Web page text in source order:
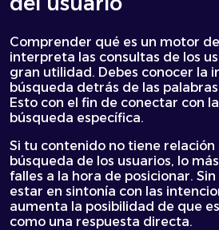
Comprender qué es un motor
interpreta las consultas de los
gran utilidad. Debes conocer la
búsqueda detrás de las
Esto con el fin de conectar con
búsqueda específica.
Si tu contenido no tiene
búsqueda de los usuarios, lo
falles a la hora de posicionar.
estar en sintonía con las
aumenta la posibilidad de que
como una respuesta directa.